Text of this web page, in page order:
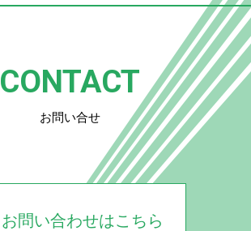
CONTACT
お問い合せ
お問い合わせはこちら